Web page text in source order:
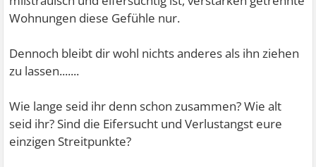
Wohnungen diese Gefühle nur.
Dennoch bleibt dir wohl nichts anderes als ihn ziehen
zu lassen.......
Wie lange seid ihr denn schon zusammen? Wie alt
seid ihr? Sind die Eifersucht und Verlustangst eure
einzigen Streitpunkte?